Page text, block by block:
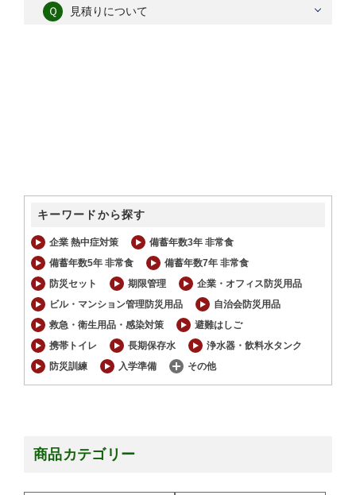
Ｑ 見積りについて
キーワードから探す
企業 熱中症対策
備蓄年数3年 非常食
備蓄年数5年 非常食
備蓄年数7年 非常食
防災セット
期限管理
企業・オフィス防災用品
ビル・マンション管理防災用品
自治会防災用品
救急・衛生用品・感染対策
避難はしご
携帯トイレ
長期保存水
浄水器・飲料水タンク
防災訓練
入学準備 その他
商品カテゴリー